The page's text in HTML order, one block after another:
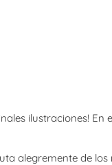
ilustraciones!
alegremente de